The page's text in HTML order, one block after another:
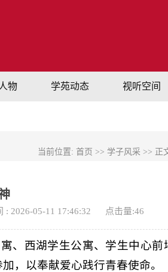
物 学苑动态 视听空间
当前位置: 首页 >> 学子风采 >> 正
: 2026-05-11 17:46:32 点击量:46
、西湖学生公寓、学生中心前
，以奉献爱心践行青春使命。